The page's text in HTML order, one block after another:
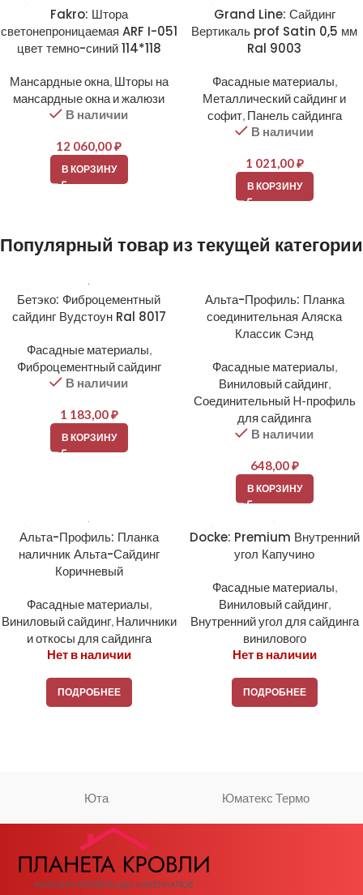
Fakro: Штора
светонепроницаемая ARF I-051
цвет темно-синий 114*118
Мансардные окна, Шторы на
мансардные окна и жалюзи
В наличии
12 060,00₽
В КОРЗИНУ
Grand Line: Сайдинг
Вертикаль prof Satin 0,5 мм
Ral 9003
Фасадные материалы,
Металлический сайдинг и
софит, Панель сайдинга
В наличии
1 021,00₽
В КОРЗИНУ
Популярный товар из текущей категории
Бетэко: Фиброцементный
сайдинг Вудстоун Ral 8017
Фасадные материалы,
Фиброцементный сайдинг
В наличии
1 183,00₽
В КОРЗИНУ
Альта-Профиль: Планка
соединительная Аляска
Классик Сэнд
Фасадные материалы,
Виниловый сайдинг,
Соединительный H-профиль
для сайдинга
В наличии
648,00₽
В КОРЗИНУ
Альта-Профиль: Планка
наличник Альта-Сайдинг
Коричневый
Фасадные материалы,
Виниловый сайдинг, Наличники
и откосы для сайдинга
Нет в наличии
ПОДРОБНЕЕ
Docke: Premium Внутренний
угол Капучино
Фасадные материалы,
Виниловый сайдинг,
Внутренний угол для сайдинга
винилового
Нет в наличии
ПОДРОБНЕЕ
Юта Юматекс Термо